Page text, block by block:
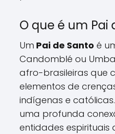
O que é um Pai
Um Pai de Santo é
Candomblé ou
afro-brasileiras que
elementos de
indígenas e
uma profunda
entidades espirituais